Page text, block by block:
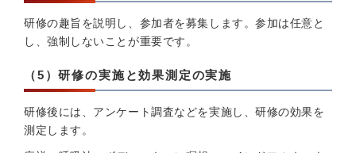
研修の趣旨を説明し、参加者を募集します。参加は任意と
し、強制しないことが重要です。
（5）研修の実施と効果測定の実施
研修後には、アンケート調査などを実施し、研修の効果を
測定します。